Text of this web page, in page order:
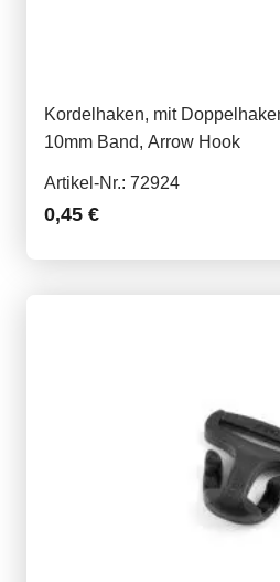
Kordelhaken, mit
10mm Band, Arrow Hook
Artikel-Nr.: 72924
0,45 €